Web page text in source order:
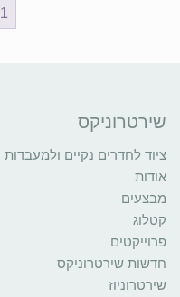
1
שירטרוניקס
ציוד לחדרים נקיים ולמעבדות
אודות
מבצעים
קטלוג
פרוייקטים
חדשות שירטרוניקס
שירטרוניוז